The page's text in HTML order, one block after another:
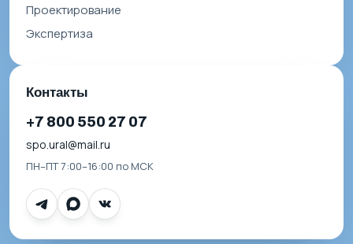
Проектирование
Экспертиза
Контакты
+7 800 550 27 07
spo.ural@mail.ru
ПН–ПТ 7:00–16:00 по МСК